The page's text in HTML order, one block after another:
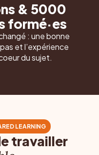
& 5000
formé·es
: une bonne
et l’expérience
du sujet.
LEARNING
travailler